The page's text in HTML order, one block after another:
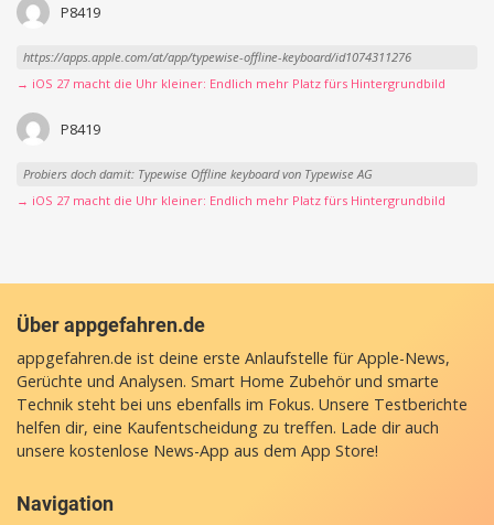
P8419
https://apps.apple.com/at/app/typewise-offline-keyboard/id1074311276
→ iOS 27 macht die Uhr kleiner: Endlich mehr Platz fürs Hintergrundbild
P8419
Probiers doch damit: Typewise Offline keyboard von Typewise AG
→ iOS 27 macht die Uhr kleiner: Endlich mehr Platz fürs Hintergrundbild
Über appgefahren.de
appgefahren.de ist deine erste Anlaufstelle für Apple-News,
Gerüchte und Analysen. Smart Home Zubehör und smarte
Technik steht bei uns ebenfalls im Fokus. Unsere Testberichte
helfen dir, eine Kaufentscheidung zu treffen. Lade dir auch
unsere kostenlose News-App aus dem App Store!
Navigation